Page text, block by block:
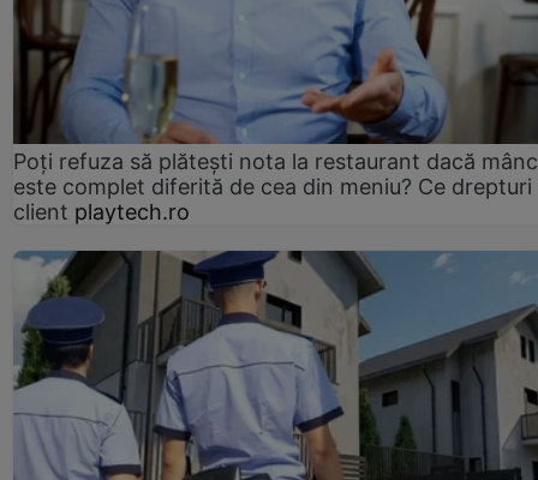
Poți refuza să plătești nota la restaurant dacă
este complet diferită de cea din meniu? Ce drepturi
client playtech.ro